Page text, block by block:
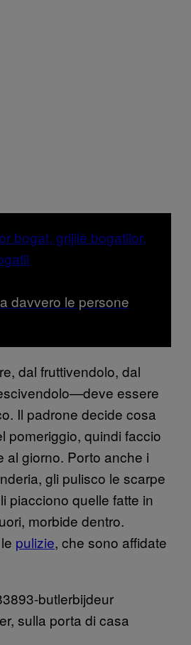
davvero le persone
dal fruttivendolo, dal
essere
Il padrone decide cosa
pomeriggio, quindi faccio
al giorno. Porto anche i
gli pulisco le scarpe
piacciono quelle fatte in
morbide dentro.
pulizie, che sono affidate
sulla porta di casa